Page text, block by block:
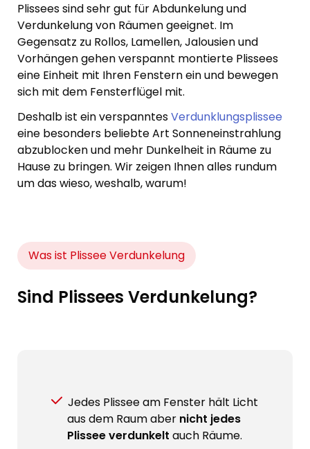
Plissees sind sehr gut für Abdunkelung und
Verdunkelung von Räumen geeignet. Im
Gegensatz zu Rollos, Lamellen, Jalousien und
Vorhängen gehen verspannt montierte Plissees
eine Einheit mit Ihren Fenstern ein und bewegen
sich mit dem Fensterflügel mit.
Deshalb ist ein verspanntesVerdunklungsplissee
eine besonders beliebte Art Sonneneinstrahlung
abzublocken und mehr Dunkelheit in Räume zu
Hause zu bringen. Wir zeigen Ihnen alles rundum
um das wieso, weshalb, warum!
Was ist Plissee Verdunkelung
Sind Plissees Verdunkelung?
Jedes Plissee am Fenster hält Licht
aus dem Raum aber nicht jedes
Plissee verdunkelt auch Räume.